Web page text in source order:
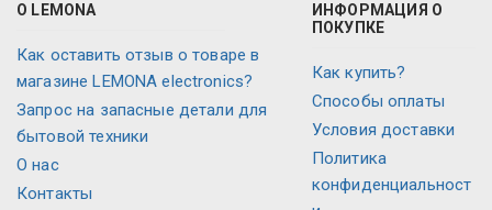
О LEMONA
Как оставить отзыв о товаре в
магазине LEMONA electronics?
Запрос на запасные детали для
бытовой техники
О нас
Контакты
ИНФОРМАЦИЯ О
ПОКУПКЕ
Как купить?
Способы оплаты
Условия доставки
Политика
конфиденциальност